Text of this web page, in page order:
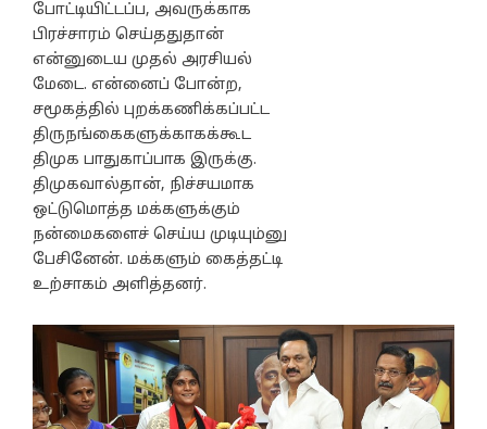
போட்டியிட்டப்ப, அவருக்காக
பிரச்சாரம் செய்ததுதான்
என்னுடைய முதல் அரசியல்
மேடை. என்னைப் போன்ற,
சமூகத்தில் புறக்கணிக்கப்பட்ட
திருநங்கைகளுக்காகக்கூட
திமுக பாதுகாப்பாக இருக்கு.
திமுகவால்தான், நிச்சயமாக
ஒட்டுமொத்த மக்களுக்கும்
நன்மைகளைச் செய்ய முடியும்னு
பேசினேன். மக்களும் கைத்தட்டி
உற்சாகம் அளித்தனர்.